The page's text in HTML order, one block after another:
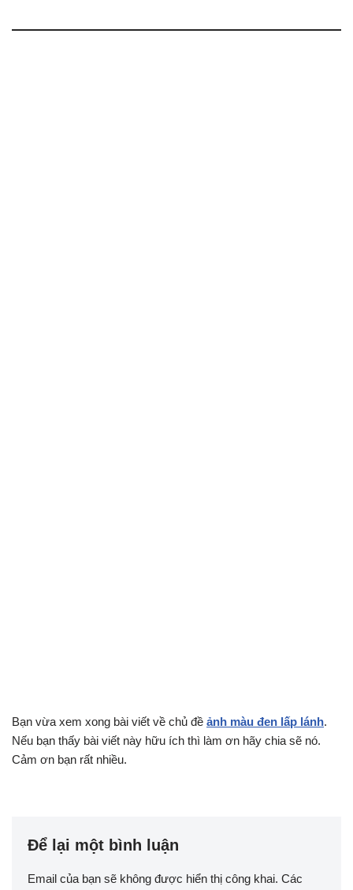
Bạn vừa xem xong bài viết về chủ đề ảnh màu đen lấp lánh.
Nếu bạn thấy bài viết này hữu ích thì làm ơn hãy chia sẽ nó.
Cảm ơn bạn rất nhiều.
Để lại một bình luận
Email của bạn sẽ không được hiển thị công khai. Các